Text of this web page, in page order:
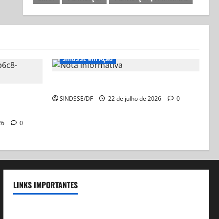
0
SindSSE em Ação
SINDSSE/DF 22 de julho de 2026 0
LINKS IMPORTANTES